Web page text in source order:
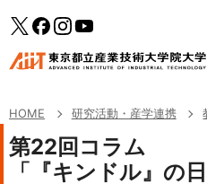
研究活動
Twitterfacebook
Instagram
HOME 研究活動・産学連携
第22回コラム
「『キンドル』の